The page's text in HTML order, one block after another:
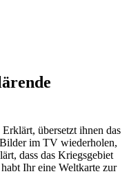
übersetzt ihnen das
im TV wiederholen,
dass das Kriegsgebiet
Ihr eine Weltkarte zur